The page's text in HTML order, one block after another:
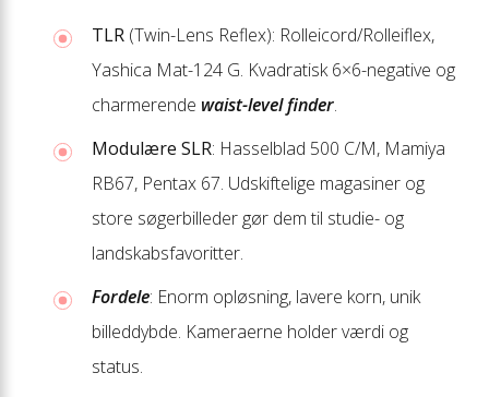
TLR (Twin-Lens Reflex): Rolleicord/Rolleiflex,
Yashica Mat-124 G. Kvadratisk 6×6-negative og
charmerende waist-level finder.
Modulære SLR: Hasselblad 500 C/M, Mamiya
RB67, Pentax 67. Udskiftelige magasiner og
store søger­billeder gør dem til studie- og
landskabs­favoritter.
Fordele: Enorm opløsning, lavere korn, unik
billed­dybde. Kamera­erne holder værdi og
status.